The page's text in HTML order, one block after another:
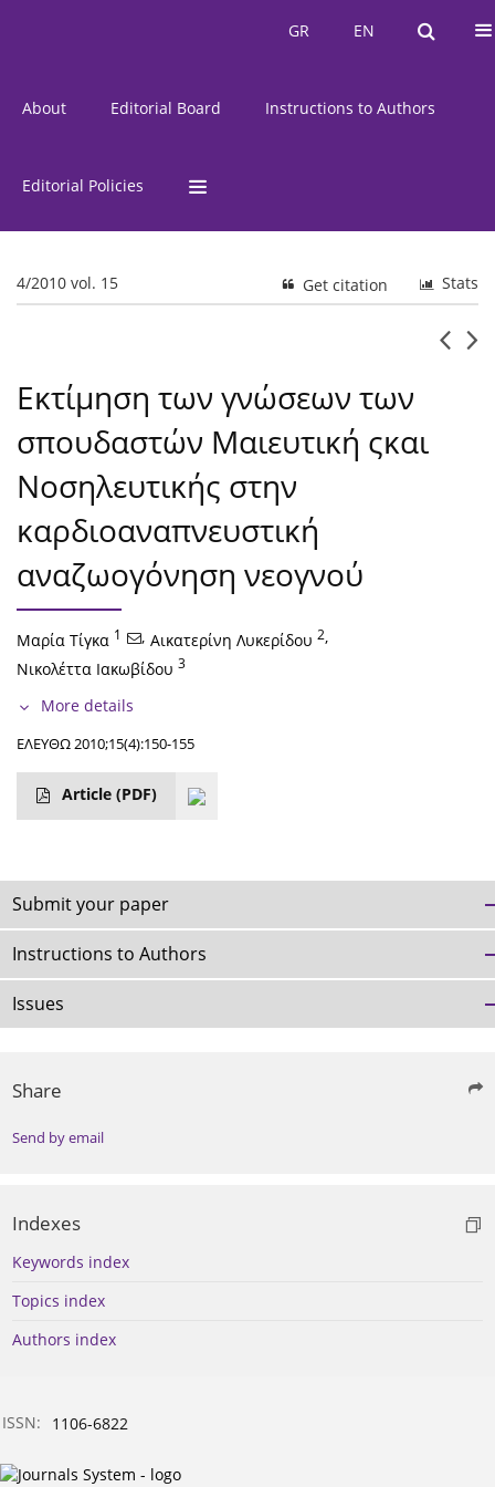
EN
GR EN
GR
About Editorial Board Instructions to Authors
Editorial Policies
4/2010 vol. 15 Stats
Get citation
Εκτίμηση των γνώσεων των
σπουδαστών Μαιευτική ςκαι
Νοσηλευτικής στην
καρδιοαναπνευστική
αναζωογόνηση νεογνού
Μαρία Τίγκα 1 , Αικατερίνη Λυκερίδου 2,
Νικολέττα Ιακωβίδου 3
More details
ΕΛΕΥΘΩ 2010;15(4):150-155
Article (PDF)
Submit your paper
Instructions to Authors
Issues
Share
Send by email
Indexes
Keywords index
Topics index
Authors index
ISSN: 1106-6822